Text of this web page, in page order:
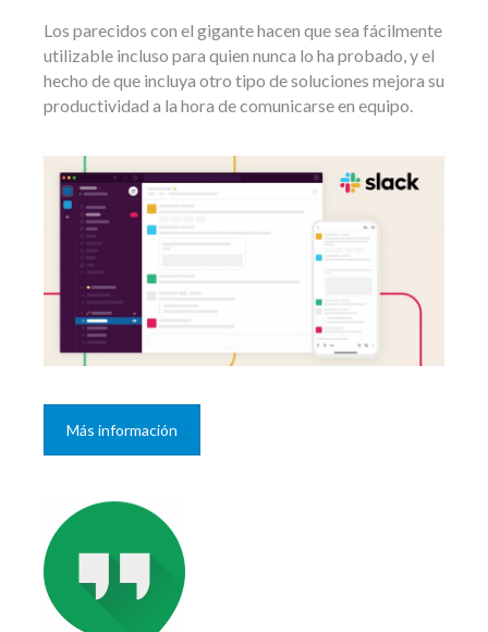
Los parecidos con el gigante hacen que sea fácilmente
utilizable incluso para quien nunca lo ha probado, y el
hecho de que incluya otro tipo de soluciones mejora su
productividad a la hora de comunicarse en equipo.
Más información